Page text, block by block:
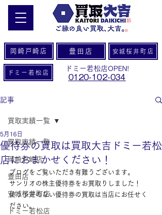
岡崎戸崎店 豊田店 安城桜井町店
ドミー若松店
ドミー若松店OPEN!
0120-102-034
記事
買取実績一覧
岡崎戸崎店
豊田店
安城桜井町店
ドミー若松店
買取実績一覧
優待券の買取は買取大吉ドミー若松
店におまかせください！
5月16日
ブログをご覧いただき有難うございます。
サンリオの株主優待券をお買取りしました！
使う予定のない優待券の買取は当店にお任せく
ださい。